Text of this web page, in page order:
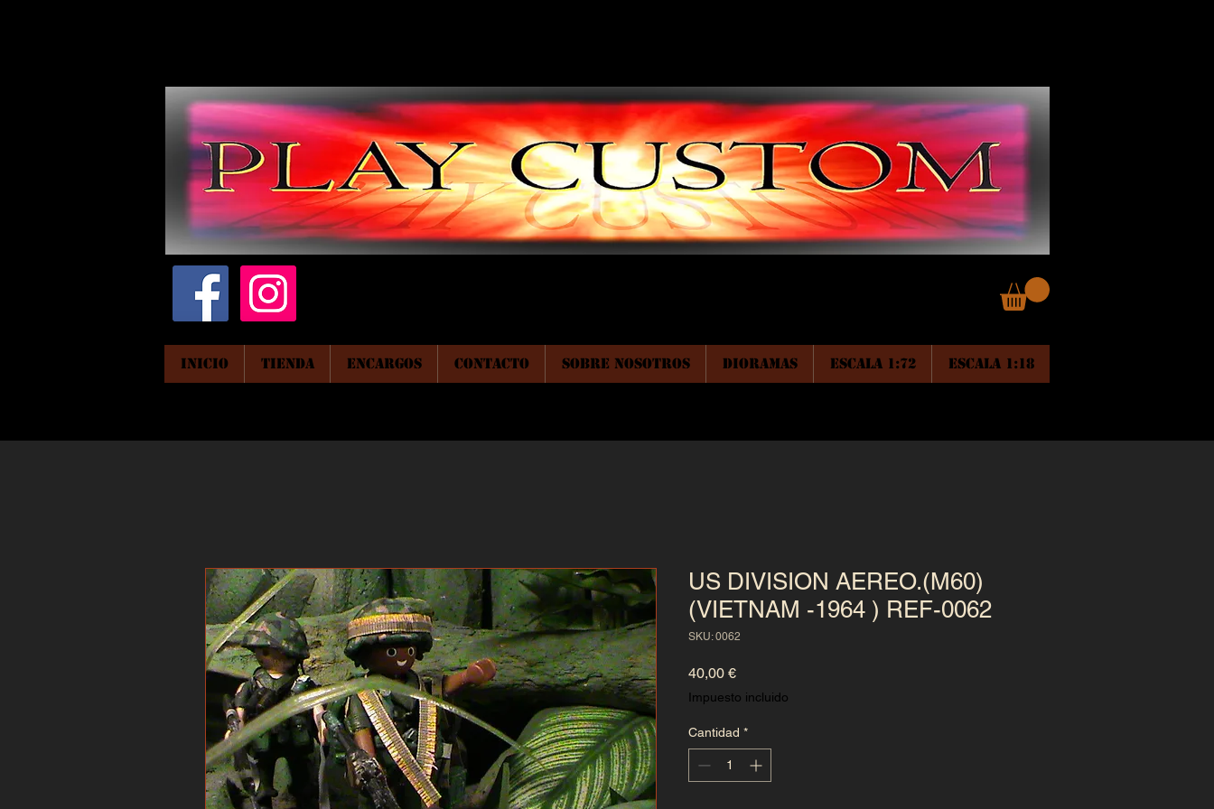
INICIO TIENDA ENCARGOS CONTACTO SOBRE NOSOTROS DIORAMAS ESCALA 1:72 ESCALA 1:18
US DIVISION AEREO.(M60)
(VIETNAM -1964 ) REF-0062
SKU: 0062
40,00 €Precio
Impuesto incluido
Cantidad *